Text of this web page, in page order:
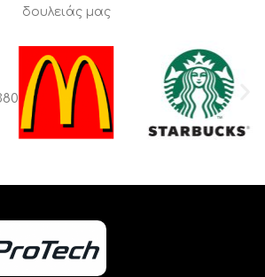
δουλειάς μας